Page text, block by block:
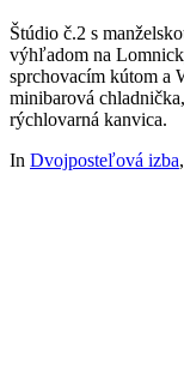
Štúdio č.2 s
výhľadom na
sprchovacím kútom a
minibarová
rýchlovarná kanvica.
In Dvojposteľová izba,